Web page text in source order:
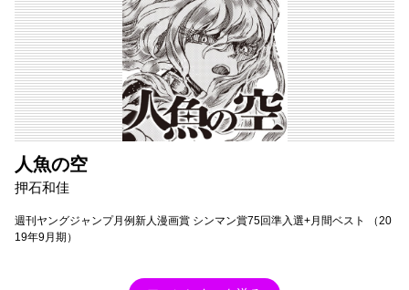
人魚の空
押石和佳
週刊ヤングジャンプ月例新人漫画賞 シンマン賞75回準入選+月間ベスト （20
19年9月期）